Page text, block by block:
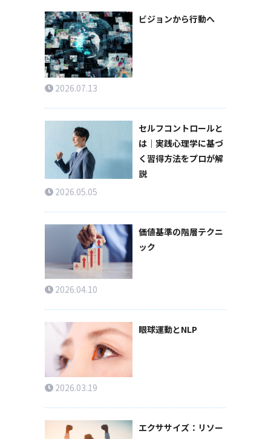
ビジョンから行動へ
2026.07.13
セルフコントロールと
は｜実践心理学に基づ
く習得方法をプロが解
説
2026.05.05
価値基準の階層テクニ
ック
2026.04.10
眼球運動とNLP
2026.03.19
エクササイズ：リソー